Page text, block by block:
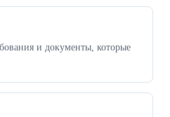
и документы, которые